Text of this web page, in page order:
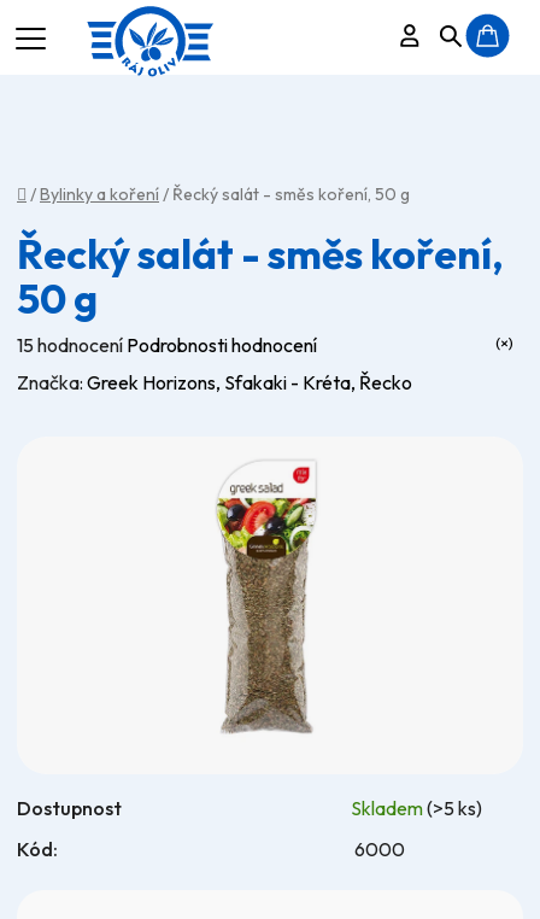
Přihlášení
Hledat
Domů
/Bylinky a koření/ Řecký salát - směs koření, 50 g
Dostupnost Skladem(>5 ks)
Kód:
6000
Řecký salát - směs koření,
50 g
Průměrné
hodnocení
15 hodnocení Podrobnosti hodnocení
Značka: Greek Horizons, Sfakaki - Kréta, Řecko